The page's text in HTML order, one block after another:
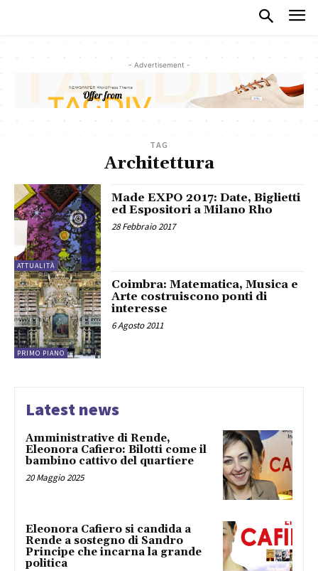
- Advertisement -
TAG
Architettura
ATTUALITÀ
Made EXPO 2017: Date, Biglietti
ed Espositori a Milano Rho
28 Febbraio 2017
PRIMO PIANO
Coimbra: Matematica, Musica e
Arte costruiscono ponti di
interesse
6 Agosto 2011
Latest news
Amministrative di Rende,
Eleonora Cafiero: Bilotti come il
bambino cattivo del quartiere
20 Maggio 2025
Eleonora Cafiero si candida a
Rende a sostegno di Sandro
Principe che incarna la grande
politica